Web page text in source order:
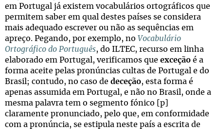
em Portugal já existem vocabulários ortográficos que
permitem saber em qual destes países se considera
mais adequado escrever ou não as sequências em
apreço. Pegando, por exemplo, no Vocabulário
Ortográfico do Português, do ILTEC, recurso em linha
elaborado em Portugal, verificamos que exceção é a
forma aceite pelas pronúncias cultas de Portugal e do
Brasil; contudo, no caso de deceção, esta forma é
apenas assumida em Portugal, e não no Brasil, onde a
mesma palavra tem o segmento fónico [p]
claramente pronunciado, pelo que, em conformidade
com a pronúncia, se estipula neste país a escrita de